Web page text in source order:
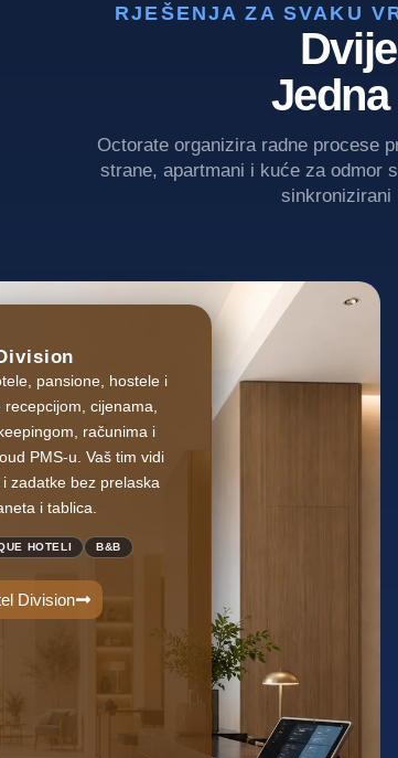
RJEŠENJA ZA SVAKU
Octorate organizira radne procese
strane, apartmani i kuće za odmor
sinkronizirani
pansione, hostele i
cijenama,
računima i
PMS-u. Vaš tim vidi
zadatke bez prelaska
i tablica.
HOTELI B&B
Division